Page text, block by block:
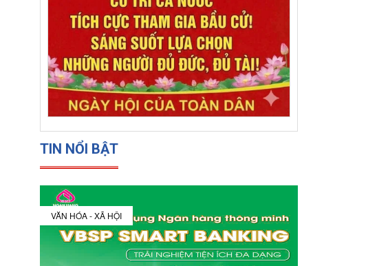
TIN NỔI BẬT
VĂN HÓA - XÃ HỘI